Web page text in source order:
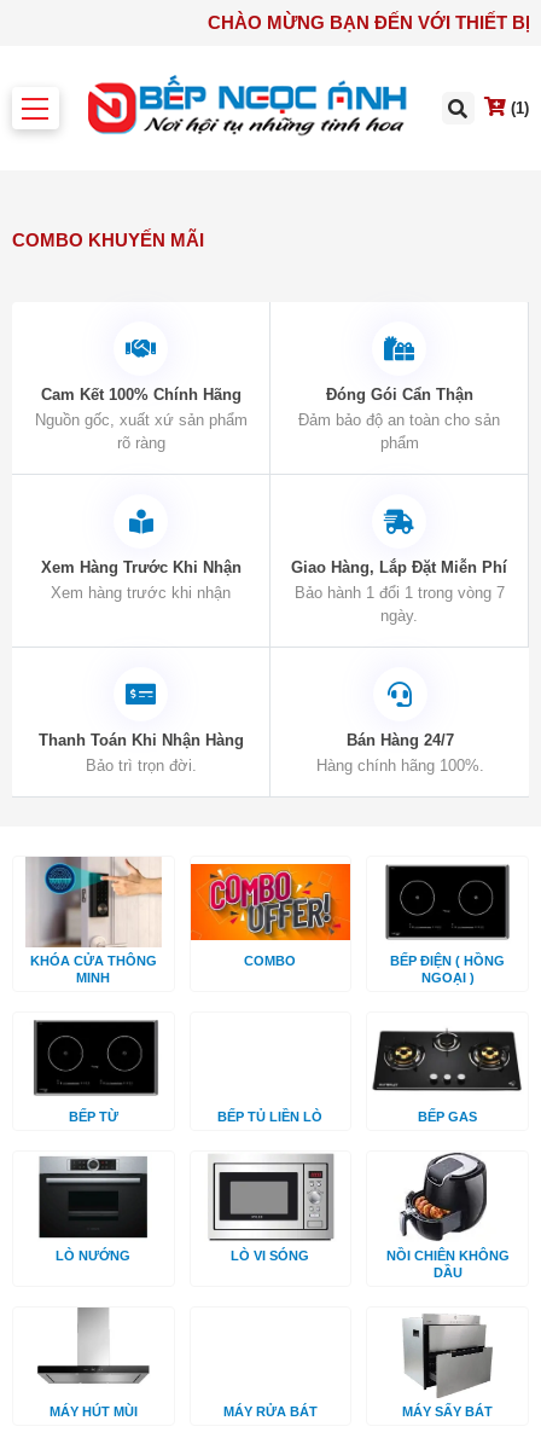
CHÀO MỪNG BẠN ĐẾN
(1)
COMBO KHUYẾN MÃI
Cam Kết 100% Chính Hãng
Nguồn gốc, xuất xứ sản phẩm
rõ ràng
Đóng Gói Cẩn Thận
Đảm bảo độ an toàn cho sản
phẩm
Xem Hàng Trước Khi Nhận
Xem hàng trước khi nhận
Giao Hàng, Lắp Đặt Miễn Phí
Bảo hành 1 đổi 1 trong vòng 7
ngày.
Thanh Toán Khi Nhận Hàng
Bảo trì trọn đời.
Bán Hàng 24/7
Hàng chính hãng 100%.
KHÓA CỬA THÔNG
MINH
COMBO
BẾP ĐIỆN ( HỒNG
NGOẠI )
BẾP TỪ BẾP TỦ LIỀN LÒ BẾP GAS
LÒ NƯỚNG LÒ VI SÓNG
NỒI CHIÊN KHÔNG
DẦU
MÁY HÚT MÙI MÁY RỬA BÁT MÁY SẤY BÁT